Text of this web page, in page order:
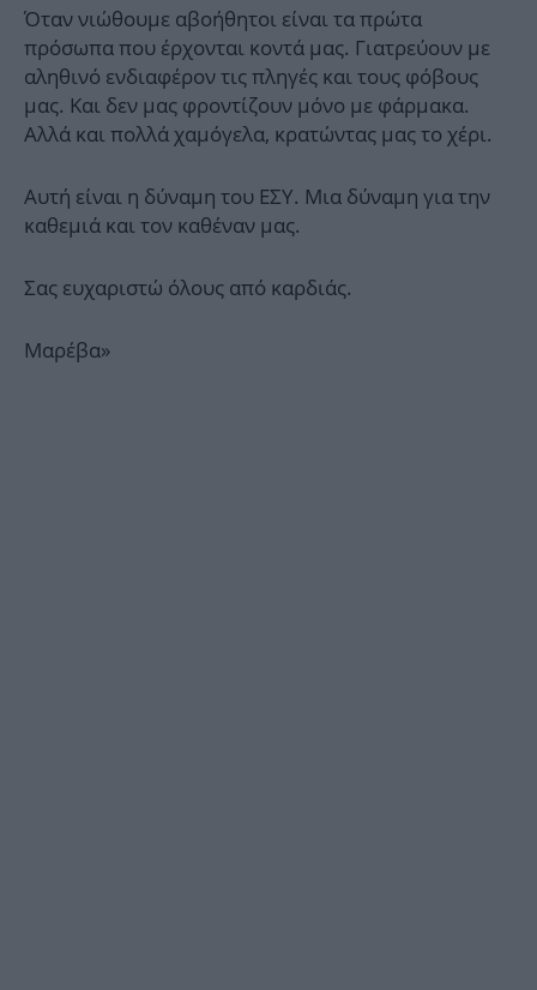
Όταν νιώθουμε αβοήθητοι είναι τα πρώτα
πρόσωπα που έρχονται κοντά μας. Γιατρεύουν με
αληθινό ενδιαφέρον τις πληγές και τους φόβους
μας. Και δεν μας φροντίζουν μόνο με φάρμακα.
Αλλά και πολλά χαμόγελα, κρατώντας μας το χέρι.
Αυτή είναι η δύναμη του ΕΣΥ. Μια δύναμη για την
καθεμιά και τον καθέναν μας.
Σας ευχαριστώ όλους από καρδιάς.
Μαρέβα»